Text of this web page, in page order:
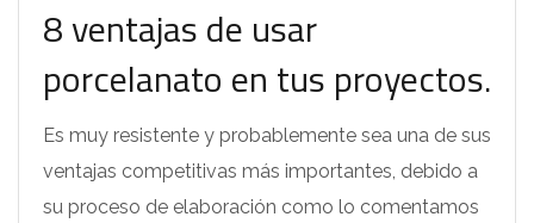
8 ventajas de usar
porcelanato en tus proyectos.
Es muy resistente y probablemente sea una de sus
ventajas competitivas más importantes, debido a
su proceso de elaboración como lo comentamos